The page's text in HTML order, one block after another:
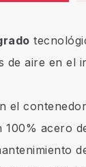
de aire en el
el
100% acero